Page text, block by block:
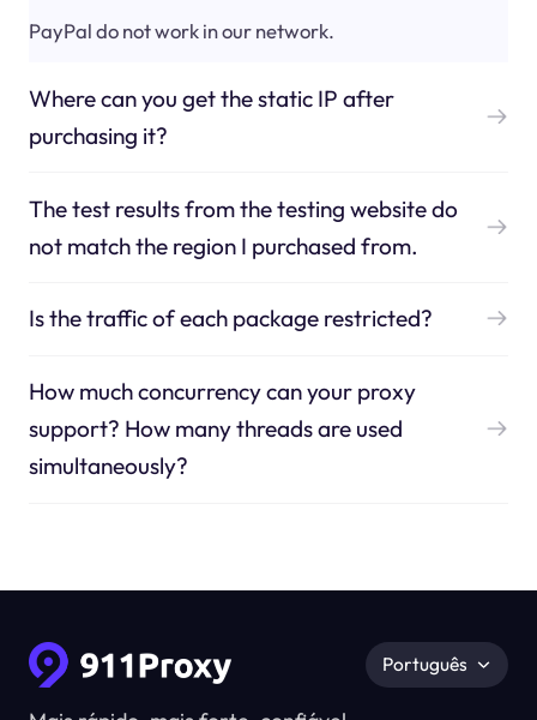
PayPal do not work in our network.
Where can you get the static IP after
purchasing it?
The test results from the testing website do
not match the region I purchased from.
Is the traffic of each package restricted?
How much concurrency can your proxy
support? How many threads are used
simultaneously?
Português